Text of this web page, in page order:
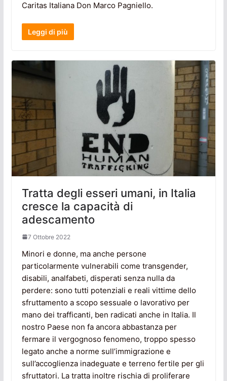
Caritas Italiana Don Marco Pagniello.
Leggi di più
Tratta degli esseri umani, in Italia
cresce la capacità di
adescamento
7 Ottobre 2022
Minori e donne, ma anche persone
particolarmente vulnerabili come transgender,
disabili, analfabeti, disperati senza nulla da
perdere: sono tutti potenziali e reali vittime dello
sfruttamento a scopo sessuale o lavorativo per
mano dei trafficanti, ben radicati anche in Italia. Il
nostro Paese non fa ancora abbastanza per
fermare il vergognoso fenomeno, troppo spesso
legato anche a norme sull’immigrazione e
sull’accoglienza inadeguate e terreno fertile per gli
sfruttatori. La tratta inoltre rischia di proliferare